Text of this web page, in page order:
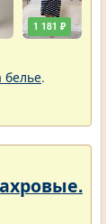
1 181 ₽
белье.